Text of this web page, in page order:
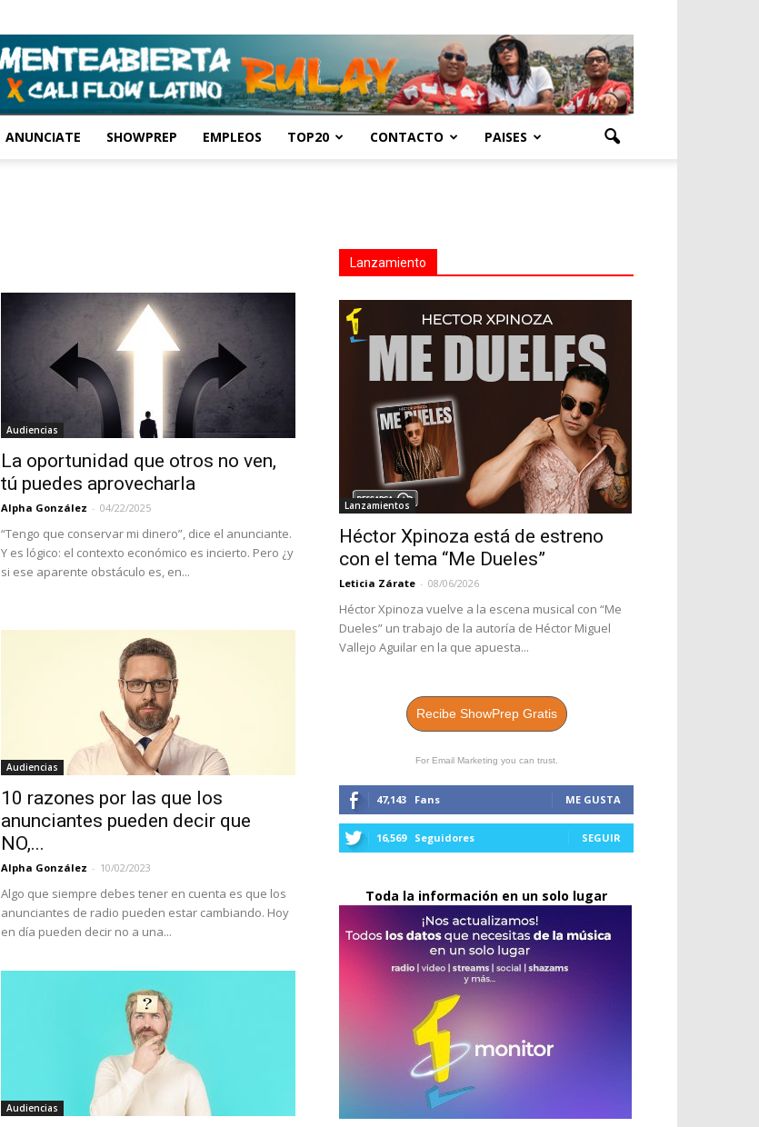
ANUNCIATE SHOWPREP EMPLEOS TOP20 CONTACTO PAISES
Audiencias
La oportunidad que otros no ven,
tú puedes aprovecharla
Alpha González - 04/22/2025
“Tengo que conservar mi dinero”, dice el anunciante.
Y es lógico: el contexto económico es incierto. Pero ¿y
si ese aparente obstáculo es, en...
Audiencias
10 razones por las que los
anunciantes pueden decir que
NO,...
Alpha González - 10/02/2023
Algo que siempre debes tener en cuenta es que los
anunciantes de radio pueden estar cambiando. Hoy
en día pueden decir no a una...
Audiencias
Lanzamiento
Lanzamientos
Héctor Xpinoza está de estreno
con el tema “Me Dueles”
Leticia Zárate - 08/06/2026
Héctor Xpinoza vuelve a la escena musical con “Me
Dueles” un trabajo de la autoría de Héctor Miguel
Vallejo Aguilar en la que apuesta...
Recibe ShowPrep Gratis
For Email Marketing you can trust.
47,143 Fans ME GUSTA
16,569 Seguidores SEGUIR
Toda la información en un solo lugar